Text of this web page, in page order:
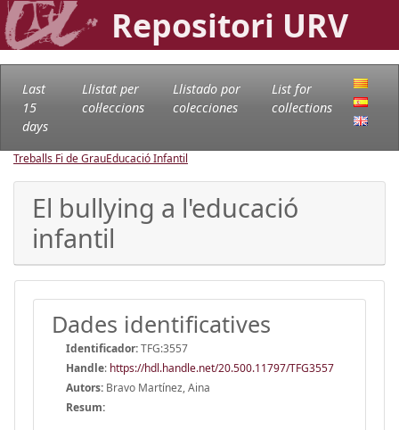
Repositori URV
Last
15
days
Llistat per
col·leccions
Llistado por
colecciones
List for
collections
Treballs Fi de GrauEducació Infantil
El bullying a l'educació
infantil
Dades identificatives
Identificador:TFG:3557
Handle: https://hdl.handle.net/20.500.11797/TFG3557
Autors: Bravo Martínez, Aina
Resum: